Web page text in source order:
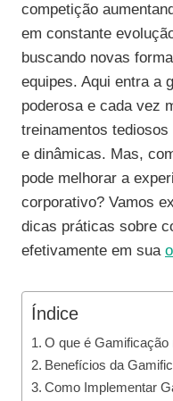
competição
em constante
buscando novas
equipes. Aqui entra a
poderosa e cada vez
treinamentos
e dinâmicas. Mas,
pode melhorar a
corporativo? Vamos
dicas práticas sobre
efetivamente em sua
Índice
O que é Gamificação
Benefícios da
Como Implementar